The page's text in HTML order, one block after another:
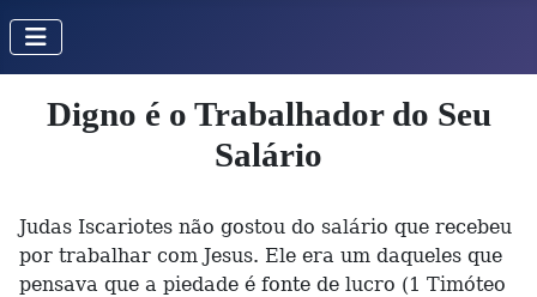
Digno é o Trabalhador do Seu
Salário
Judas Iscariotes não gostou do salário que recebeu
por trabalhar com Jesus. Ele era um daqueles que
pensava que a piedade é fonte de lucro (1 Timóteo